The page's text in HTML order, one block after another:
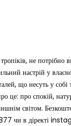
не
настрій у
що несуть у собі
це: про спокій,
світом.
чи в діректі